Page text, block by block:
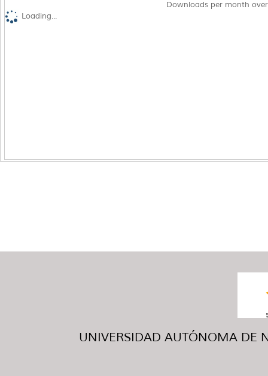
Downloads per month
Loading...
UNIVERSIDAD AUTÓNOMA DE